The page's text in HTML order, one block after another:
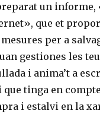
un informe,
que et
per a
gestiones les
i anima’t a
tinga en
i estalvi en la